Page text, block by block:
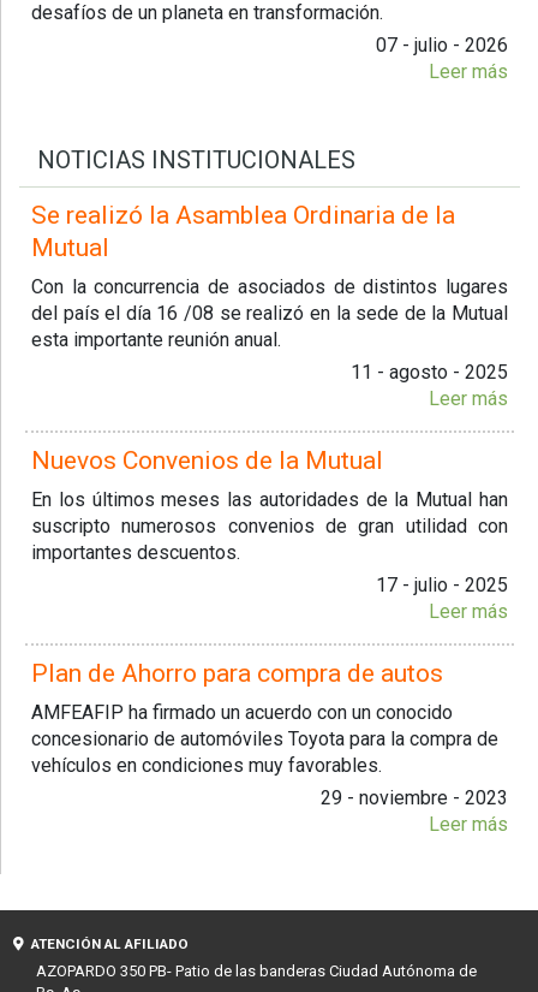
desafíos de un planeta en transformación.
07 - julio - 2026
Leer más
NOTICIAS INSTITUCIONALES
Se realizó la Asamblea Ordinaria de la
Mutual
Con la concurrencia de asociados de distintos lugares
del país el día 16 /08 se realizó en la sede de la Mutual
esta importante reunión anual.
11 - agosto - 2025
Leer más
Nuevos Convenios de la Mutual
En los últimos meses las autoridades de la Mutual han
suscripto numerosos convenios de gran utilidad con
importantes descuentos.
17 - julio - 2025
Leer más
Plan de Ahorro para compra de autos
AMFEAFIP ha firmado un acuerdo con un conocido
concesionario de automóviles Toyota para la compra de
vehículos en condiciones muy favorables.
29 - noviembre - 2023
Leer más
ATENCIÓN AL AFILIADO
AZOPARDO 350 PB- Patio de las banderas Ciudad Autónoma de